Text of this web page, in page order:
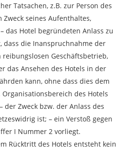
Tatsachen, z.B. zur Person des
Zweck seines Aufenthaltes,
das Hotel begründeten Anlass zu
dass die Inanspruchnahme der
Geschäftsbetrieb,
das Ansehen des Hotels in der
kann, ohne dass dies dem
des Hotels
der Zweck bzw. der Anlass des
ist; – ein Verstoß gegen
I Nummer 2 vorliegt.
Rücktritt des Hotels entsteht kein